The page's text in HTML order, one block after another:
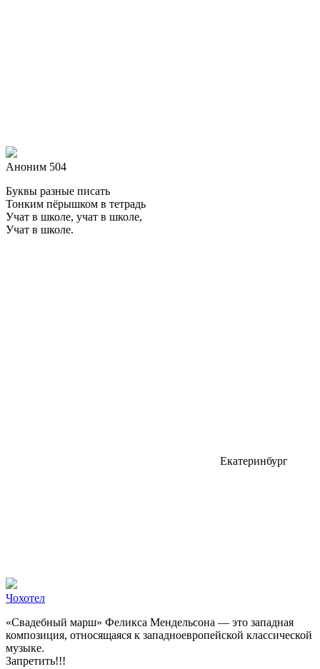
Аноним 504
Буквы разные писать
Тонким пёрышком в тетрадь
Учат в школе, учат в школе,
Учат в школе.
Екатеринбург
Чохотел
«Свадебный марш» Феликса Мендельсона — это западная
композиция, относящаяся к западноевропейской классической
музыке.
Запретить!!!